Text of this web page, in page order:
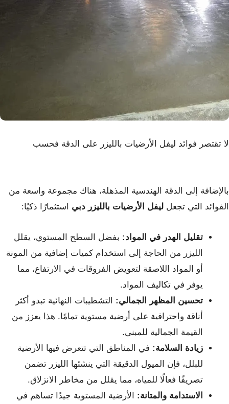
لا تقتصر فوائد ليفل الأرضيات بالليزر على الدقة فحسب
بالإضافة إلى الدقة الهندسية المذهلة، هناك مجموعة واسعة من
الفوائد التي تجعل ليفل الأرضيات بالليزر دبي استثمارًا ذكيًا:
تقليل الهدر في المواد: بفضل السطح المستوي، يقلل
الليزر من الحاجة إلى استخدام كميات إضافية من المونة
أو المواد اللاصقة لتعويض الفروقات في الارتفاع، مما
يوفر في تكاليف المواد.
تحسين المظهر الجمالي: التشطيبات النهائية تبدو أكثر
أناقة واحترافية على أرضية مستوية تمامًا. هذا يعزز من
القيمة الجمالية للمبنى.
زيادة السلامة: في المناطق التي تتعرض فيها الأرضية
للبلل، فإن الميول الدقيقة التي ينشئها الليزر تضمن
تصريفًا فعالًا للمياه، مما يقلل من مخاطر الانزلاق.
الاستدامة والمتانة: الأرضية المستوية جيدًا تساهم في